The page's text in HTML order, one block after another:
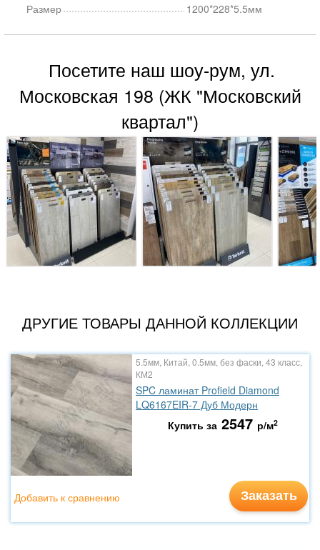
Размер 1200*228*5.5мм
Посетите наш шоу-рум, ул.
Московская 198 (ЖК "Московский
квартал")
ДРУГИЕ ТОВАРЫ ДАННОЙ КОЛЛЕКЦИИ
5.5мм, Китай, 0.5мм, без фаски, 43 класс,
КМ2
SPC ламинат Profield Diamond
LQ6167EIR-7 Дуб Модерн
Купить за 2547 р/м2
Заказать
Добавить к сравнению